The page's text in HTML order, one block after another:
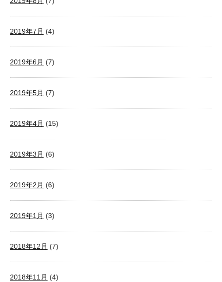
2019年7月 (4)
2019年6月 (7)
2019年5月 (7)
2019年4月 (15)
2019年3月 (6)
2019年2月 (6)
2019年1月 (3)
2018年12月 (7)
2018年11月 (4)